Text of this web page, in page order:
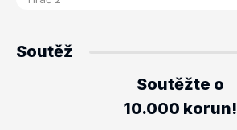
Soutěž
Soutěžte o
10.000 korun!